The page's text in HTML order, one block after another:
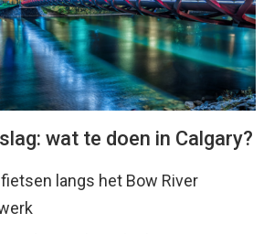
wat te doen in Calgary?
langs het Bow River